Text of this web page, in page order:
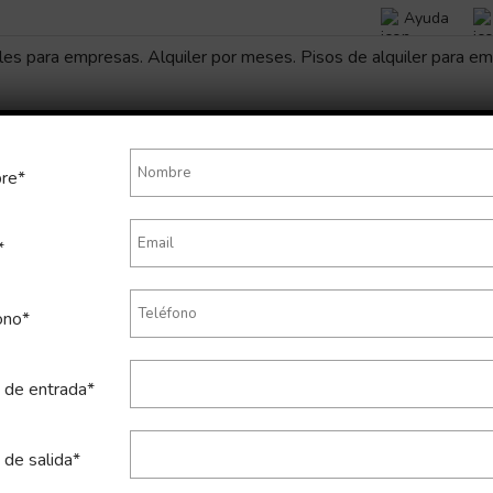
Ayuda
de apartamento en
de entrada*
de salida*